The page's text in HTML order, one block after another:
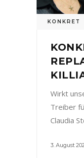
KONKRET
Wirkt
Treiber
Claudia
3. August